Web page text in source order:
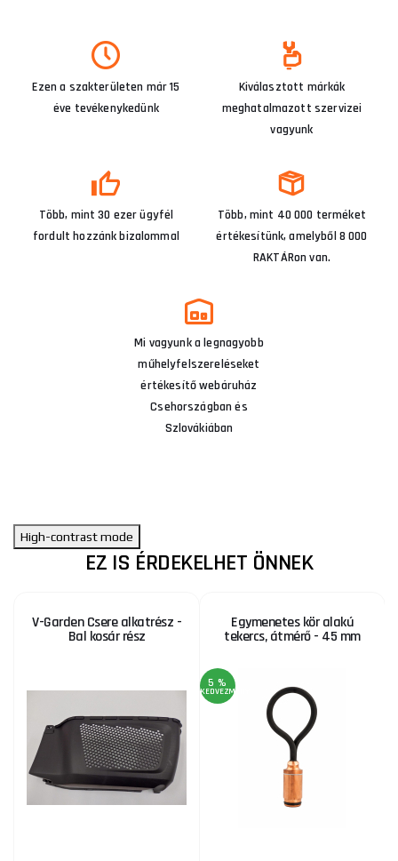
Ezen a szakterületen már 15
éve tevékenykedünk
Kiválasztott márkák
meghatalmazott szervizei
vagyunk
Több, mint 30 ezer ügyfél
fordult hozzánk bizalommal
Több, mint 40 000 terméket
értékesítünk, amelyből 8 000
RAKTÁRon van.
Mi vagyunk a legnagyobb
műhelyfelszereléseket
értékesítő webáruház
Csehországban és
Szlovákiában
High-contrast mode
EZ IS ÉRDEKELHET ÖNNEK
V-Garden Csere alkatrész -
Bal kosár rész
Egymenetes kör alakú
tekercs, átmérő - 45 mm
5 %
KEDVEZMÉNY